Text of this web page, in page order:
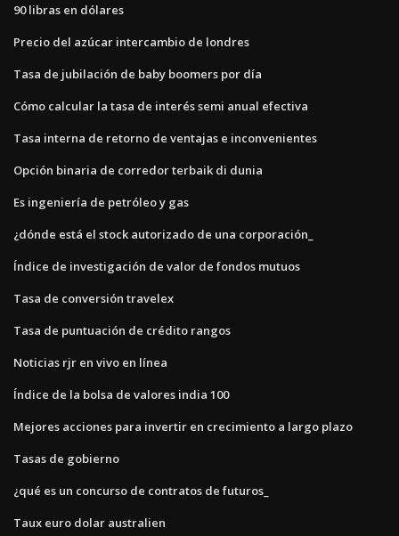
90 libras en dólares
Precio del azúcar intercambio de londres
Tasa de jubilación de baby boomers por día
Cómo calcular la tasa de interés semi anual efectiva
Tasa interna de retorno de ventajas e inconvenientes
Opción binaria de corredor terbaik di dunia
Es ingeniería de petróleo y gas
¿dónde está el stock autorizado de una corporación_
Índice de investigación de valor de fondos mutuos
Tasa de conversión travelex
Tasa de puntuación de crédito rangos
Noticias rjr en vivo en línea
Índice de la bolsa de valores india 100
Mejores acciones para invertir en crecimiento a largo plazo
Tasas de gobierno
¿qué es un concurso de contratos de futuros_
Taux euro dolar australien